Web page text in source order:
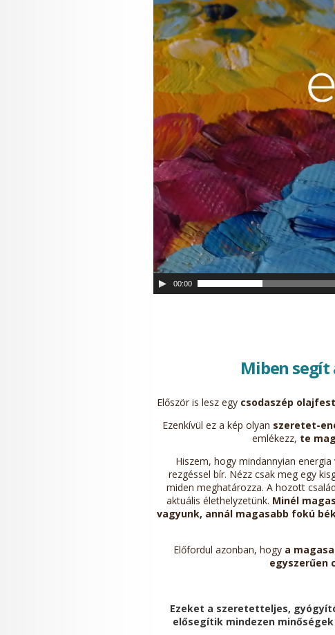
00:00
Miben segít
Először is lesz egy csodaszép
Ezenkívül ez a kép olyan szeretet-
emlékezz, te
Hiszem, hogy mindannyian
rezgéssel bír. Nézz csak meg egy
miden meghatározza. A hozott
aktuális élethelyzetünk. Minél
vagyunk, annál magasabb fokú
Előfordul azonban, hogy a
egyszerűen
Ezeket a szeretetteljes,
elősegítik mindezen